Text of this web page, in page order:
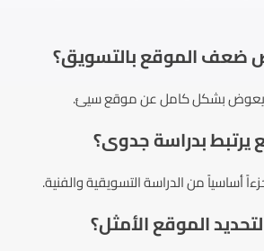
الموقع بالتسويق؟
يعوض بشكل كامل عن موقع سيئ.
يرتبط بدراسة جدوى؟
أساسياً من الدراسة التسويقية والفنية.
الموقع الأمثل؟